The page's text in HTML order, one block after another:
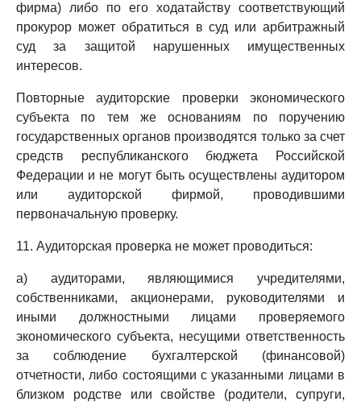
фирма) либо по его ходатайству соответствующий
прокурор может обратиться в суд или арбитражный
суд за защитой нарушенных имущественных
интересов.
Повторные аудиторские проверки экономического
субъекта по тем же основаниям по поручению
государственных органов производятся только за счет
средств республиканского бюджета Российской
Федерации и не могут быть осуществлены аудитором
или аудиторской фирмой, проводившими
первоначальную проверку.
11. Аудиторская проверка не может проводиться:
а) аудиторами, являющимися учредителями,
собственниками, акционерами, руководителями и
иными должностными лицами проверяемого
экономического субъекта, несущими ответственность
за соблюдение бухгалтерской (финансовой)
отчетности, либо состоящими с указанными лицами в
близком родстве или свойстве (родители, супруги,